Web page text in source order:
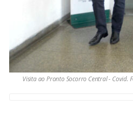
Visita ao Pronto Socorro Central - Covid.